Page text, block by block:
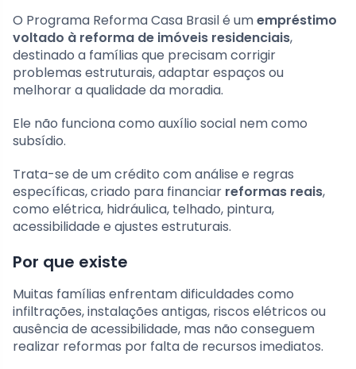
O Programa Reforma Casa Brasil é umempréstimo
voltado à reforma de imóveis residenciais,
destinado a famílias que precisam corrigir
problemas estruturais, adaptar espaços ou
melhorar a qualidade da moradia.
Ele não funciona como auxílio social nem como
subsídio.
Trata-se de um crédito com análise e regras
específicas, criado para financiar reformas reais,
como elétrica, hidráulica, telhado, pintura,
acessibilidade e ajustes estruturais.
Por que existe
Muitas famílias enfrentam dificuldades como
infiltrações, instalações antigas, riscos elétricos ou
ausência de acessibilidade, mas não conseguem
realizar reformas por falta de recursos imediatos.